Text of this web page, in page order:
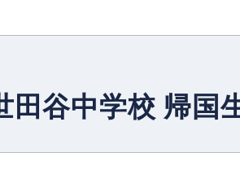
谷中学校 帰国